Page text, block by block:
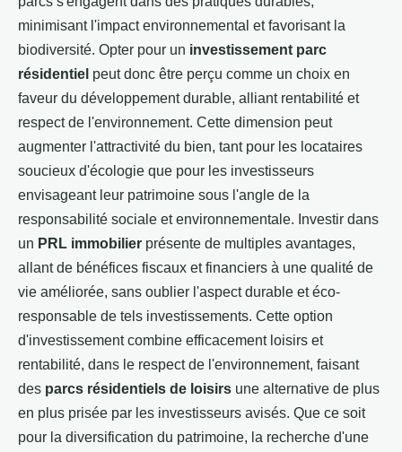
minimisant l'impact environnemental et favorisant la
biodiversité. Opter pour un investissement parc
résidentiel peut donc être perçu comme un choix en
faveur du développement durable, alliant rentabilité et
respect de l'environnement. Cette dimension peut
augmenter l'attractivité du bien, tant pour les locataires
soucieux d'écologie que pour les investisseurs
envisageant leur patrimoine sous l'angle de la
responsabilité sociale et environnementale. Investir dans
un PRL immobilier présente de multiples avantages,
allant de bénéfices fiscaux et financiers à une qualité de
vie améliorée, sans oublier l'aspect durable et éco-
responsable de tels investissements. Cette option
d'investissement combine efficacement loisirs et
rentabilité, dans le respect de l'environnement, faisant
des parcs résidentiels de loisirs une alternative de plus
en plus prisée par les investisseurs avisés. Que ce soit
pour la diversification du patrimoine, la recherche d'une